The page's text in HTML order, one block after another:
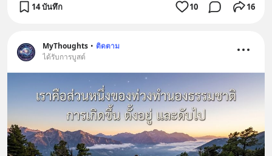
14 บันทึก 10 16
MyThoughts • ติดตาม
ได้รับการบูสต์